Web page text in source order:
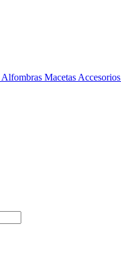
Alfombras Macetas Accesorios